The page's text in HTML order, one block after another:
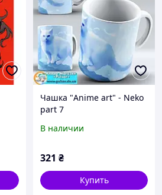
Чашка "Anime art" - Neko
part 7
В наличии
321 ₴
Купить